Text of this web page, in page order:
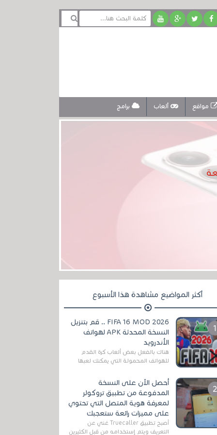
مواقع ألعاب برامج
أكثر المواضيع مشاهدة هذا الأسبوع
FIFA 16 MOD 2026 .. قم بتنزيل
النسخة المحدثة APK لهواتف
الأندرويد
هناك بالفعل بعض ألعاب كرة القدم
للهواتف المحمولة التي يمكنك لعبها
مثل EA Sports ...
أحصل الآن على النسخة
المدفوعة من تطبيق تروكولر
لمعرفة هوية المتصل التي تحتوي
على مميزات رائعة ستعجبك
أصبح تطبيق Truecaller غني عن
التعريف ويتم إستخدامه من قبل الكثيرين